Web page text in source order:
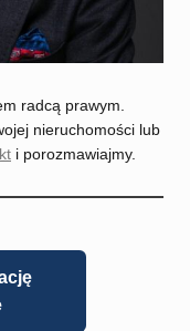
radcą prawym.
nieruchomości lub
i porozmawiajmy.